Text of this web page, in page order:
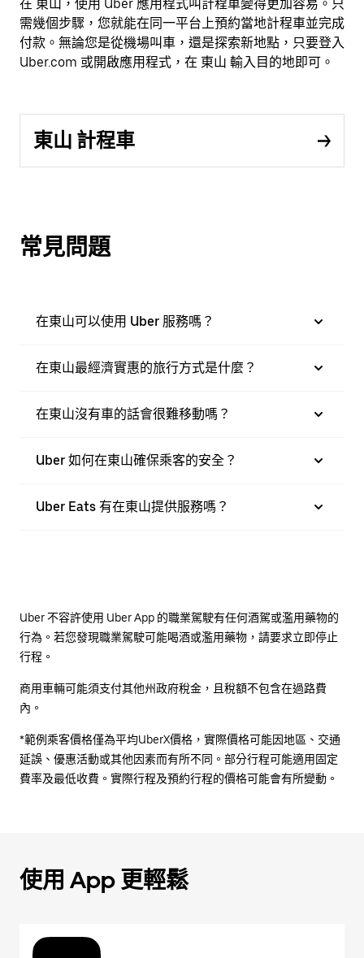
在 東山，使用 Uber 應用程式叫計程車變得更加容易。只
需幾個步驟，您就能在同一平台上預約當地計程車並完成
付款。無論您是從機場叫車，還是探索新地點，只要登入
Uber.com 或開啟應用程式，在 東山 輸入目的地即可。
東山 計程車
常見問題
在東山可以使用 Uber 服務嗎？
在東山最經濟實惠的旅行方式是什麼？
在東山沒有車的話會很難移動嗎？
Uber 如何在東山確保乘客的安全？
Uber Eats 有在東山提供服務嗎？
Uber 不容許使用 Uber App 的職業駕駛有任何酒駕或濫用藥物的
行為。若您發現職業駕駛可能喝酒或濫用藥物，請要求立即停止
行程。
商用車輛可能須支付其他州政府稅金，且稅額不包含在過路費
內。
*範例乘客價格僅為平均UberX價格，實際價格可能因地區、交通
延誤、優惠活動或其他因素而有所不同。部分行程可能適用固定
費率及最低收費。實際行程及預約行程的價格可能會有所變動。
使用 App 更輕鬆